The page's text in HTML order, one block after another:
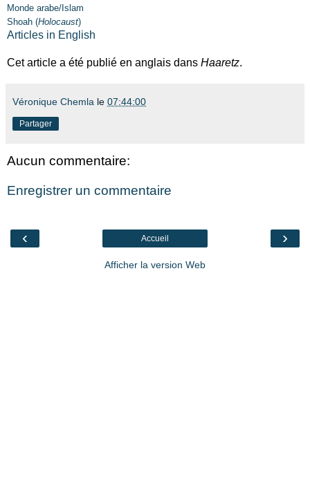
Monde arabe/Islam
Shoah (Holocaust)
Articles in English
Cet article a été publié en anglais dans Haaretz.
Véronique Chemla le 07:44:00
Partager
Aucun commentaire:
Enregistrer un commentaire
‹ ›
Accueil
Afficher la version Web